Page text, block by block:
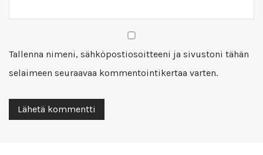
Tallenna nimeni, sähköpostiosoitteeni ja sivustoni tähän
selaimeen seuraavaa kommentointikertaa varten.